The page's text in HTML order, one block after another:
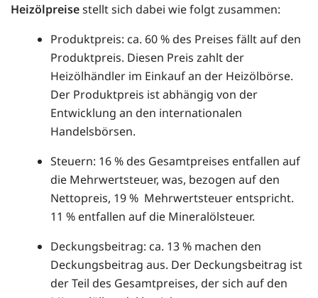
Heizölpreisestellt sich dabei wie folgt zusammen:
Produktpreis: ca. 60 % des Preises fällt auf den
Produktpreis. Diesen Preis zahlt der
Heizölhändler im Einkauf an der Heizölbörse.
Der Produktpreis ist abhängig von der
Entwicklung an den internationalen
Handelsbörsen.
Steuern: 16 % des Gesamtpreises entfallen auf
die Mehrwertsteuer, was, bezogen auf den
Nettopreis, 19 % Mehrwertsteuer entspricht.
11 % entfallen auf die Mineralölsteuer.
Deckungsbeitrag: ca. 13 % machen den
Deckungsbeitrag aus. Der Deckungsbeitrag ist
der Teil des Gesamtpreises, der sich auf den